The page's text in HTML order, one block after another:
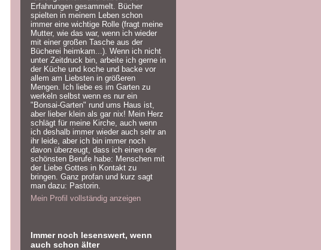
Erfahrungen gesammelt. Bücher
spielten in meinem Leben schon
immer eine wichtige Rolle (fragt meine
Mutter, wie das war, wenn ich wieder
mit einer großen Tasche aus der
Bücherei heimkam...). Wenn ich nicht
unter Zeitdruck bin, arbeite ich gerne in
der Küche und koche und backe vor
allem am Liebsten in größeren
Mengen. Ich liebe es im Garten zu
werkeln selbst wenn es nur ein
"Bonsai-Garten" rund ums Haus ist,
aber lieber klein als gar nix! Mein Herz
schlägt für meine Kirche, auch wenn
ich deshalb immer wieder auch sehr an
ihr leide, aber ich bin immer noch
davon überzeugt, dass ich einen der
schönsten Berufe habe: Menschen mit
der Liebe Gottes in Kontakt zu
bringen. Ganz profan und kurz sagt
man dazu: Pastorin.
Mein Profil vollständig anzeigen
Immer noch lesenswert, wenn
auch schon älter